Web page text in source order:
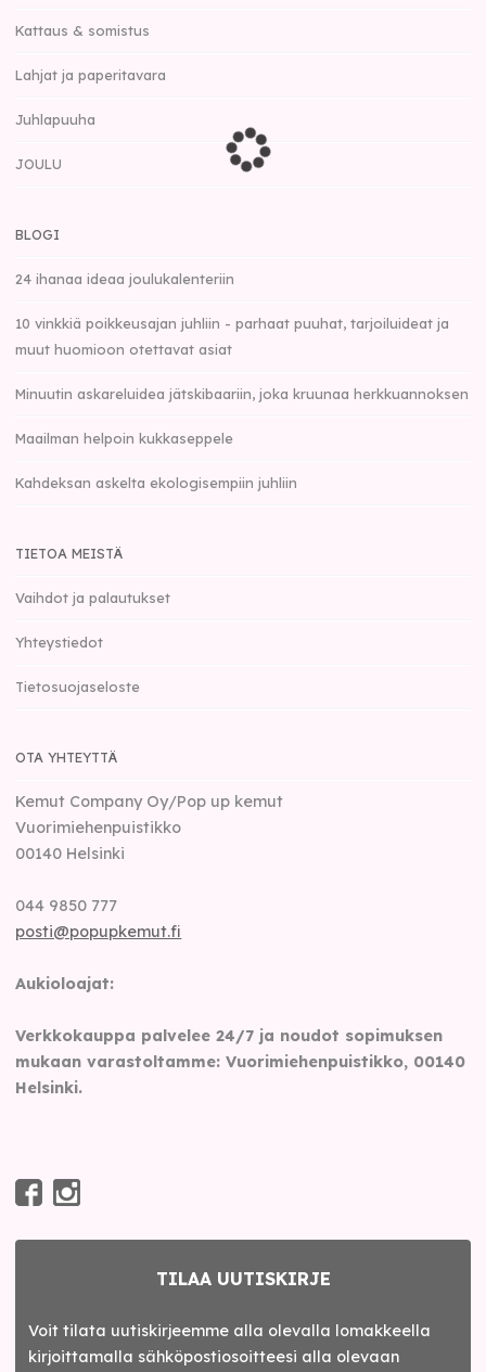
Kattaus & somistus
Lahjat ja paperitavara
Juhlapuuha
JOULU
BLOGI
24 ihanaa ideaa joulukalenteriin
10 vinkkiä poikkeusajan juhliin - parhaat puuhat, tarjoiluideat ja
muut huomioon otettavat asiat
Minuutin askareluidea jätskibaariin, joka kruunaa herkkuannoksen
Maailman helpoin kukkaseppele
Kahdeksan askelta ekologisempiin juhliin
TIETOA MEISTÄ
Vaihdot ja palautukset
Yhteystiedot
Tietosuojaseloste
OTA YHTEYTTÄ
Kemut Company Oy/Pop up kemut
Vuorimiehenpuistikko
00140 Helsinki
044 9850 777
posti@popupkemut.fi
Aukioloajat:
Verkkokauppa palvelee 24/7 ja noudot sopimuksen
mukaan varastoltamme: Vuorimiehenpuistikko, 00140
Helsinki.
TILAA UUTISKIRJE
Voit tilata uutiskirjeemme alla olevalla lomakkeella
kirjoittamalla sähköpostiosoitteesi alla olevaan